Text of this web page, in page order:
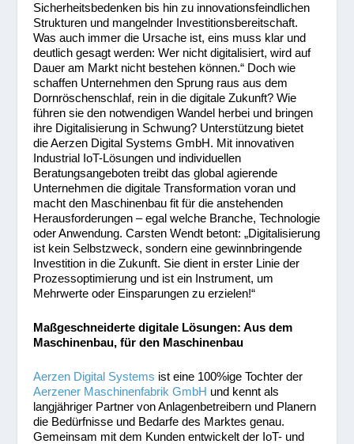
Sicherheitsbedenken bis hin zu innovationsfeindlichen
Strukturen und mangelnder Investitionsbereitschaft.
Was auch immer die Ursache ist, eins muss klar und
deutlich gesagt werden: Wer nicht digitalisiert, wird auf
Dauer am Markt nicht bestehen können.“ Doch wie
schaffen Unternehmen den Sprung raus aus dem
Dornröschenschlaf, rein in die digitale Zukunft? Wie
führen sie den notwendigen Wandel herbei und bringen
ihre Digitalisierung in Schwung? Unterstützung bietet
die Aerzen Digital Systems GmbH. Mit innovativen
Industrial IoT-Lösungen und individuellen
Beratungsangeboten treibt das global agierende
Unternehmen die digitale Transformation voran und
macht den Maschinenbau fit für die anstehenden
Herausforderungen – egal welche Branche, Technologie
oder Anwendung. Carsten Wendt betont: „Digitalisierung
ist kein Selbstzweck, sondern eine gewinnbringende
Investition in die Zukunft. Sie dient in erster Linie der
Prozessoptimierung und ist ein Instrument, um
Mehrwerte oder Einsparungen zu erzielen!“
Maßgeschneiderte digitale Lösungen: Aus dem
Maschinenbau, für den Maschinenbau
Aerzen Digital Systems ist eine 100%ige Tochter der
Aerzener Maschinenfabrik GmbH und kennt als
langjähriger Partner von Anlagenbetreibern und Planern
die Bedürfnisse und Bedarfe des Marktes genau.
Gemeinsam mit dem Kunden entwickelt der IoT- und